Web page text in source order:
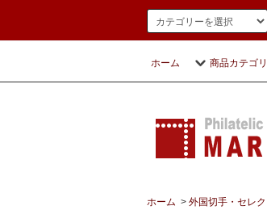
ホーム 商品カテゴ
ホーム > 外国切手・セレク